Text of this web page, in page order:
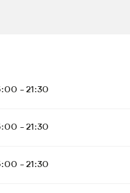
2026
- 21:30
- 21:30
- 21:30